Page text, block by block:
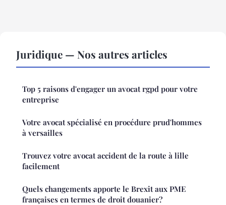
Juridique — Nos autres articles
Top 5 raisons d'engager un avocat rgpd pour votre
entreprise
Votre avocat spécialisé en procédure prud'hommes
à versailles
Trouvez votre avocat accident de la route à lille
facilement
Quels changements apporte le Brexit aux PME
françaises en termes de droit douanier?